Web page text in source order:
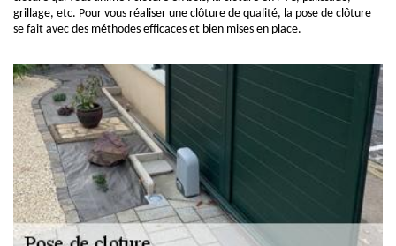
grillage, etc. Pour vous réaliser une clôture de qualité, la pose de clôture
se fait avec des méthodes efficaces et bien mises en place.